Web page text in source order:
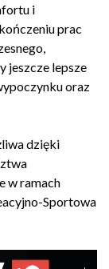
i
prac
jeszcze lepsze
oraz
dzięki
w ramach
Sportowa